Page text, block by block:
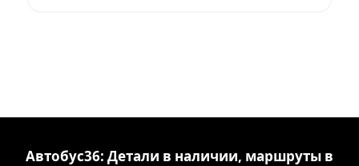
Автобус36: Детали в наличии, маршруты в